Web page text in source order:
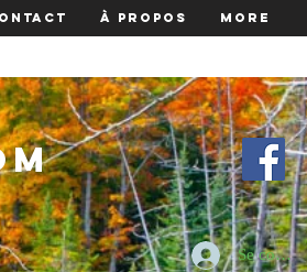
À propos More
Se